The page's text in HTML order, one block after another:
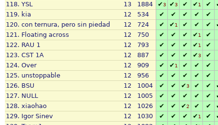
118. YSL 13 1884 ✔3 ✔3 ✔ ✔1 ✔
119. kia 12 534 ✔ ✔ ✔ ✔ ✔
120. con ternura, pero sin piedad 12 724 ✔ ✔1 ✔ ✔ ✔
121. Floating across 12 750 ✔ ✔ ✔ ✔1 ✔
122. RAU 1 12 793 ✔ ✔ ✔ ✔1 ✔
123. CST 1A 12 887 ✔ ✔ ✔ ✔3 ✔
124. Over 12 909 ✔ ✔1 ✔ ✔ ✔
125. unstoppable 12 956 ✔ ✔ ✔ ✔ ✔
126. BSU 12 1004 ✔ ✔ ✔3 ✔ ✔
127. NULL 12 1005 ✔ ✔ ✔ ✔ ✔
128. xiaohao 12 1026 ✔ ✔ ✔2 ✔ ✔
129. Igor Sinev 12 1030 ✔ ✔ ✔ ✔1 ✔